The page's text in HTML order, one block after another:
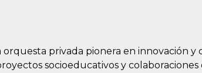
privada pionera en innovación y
socioeducativos y